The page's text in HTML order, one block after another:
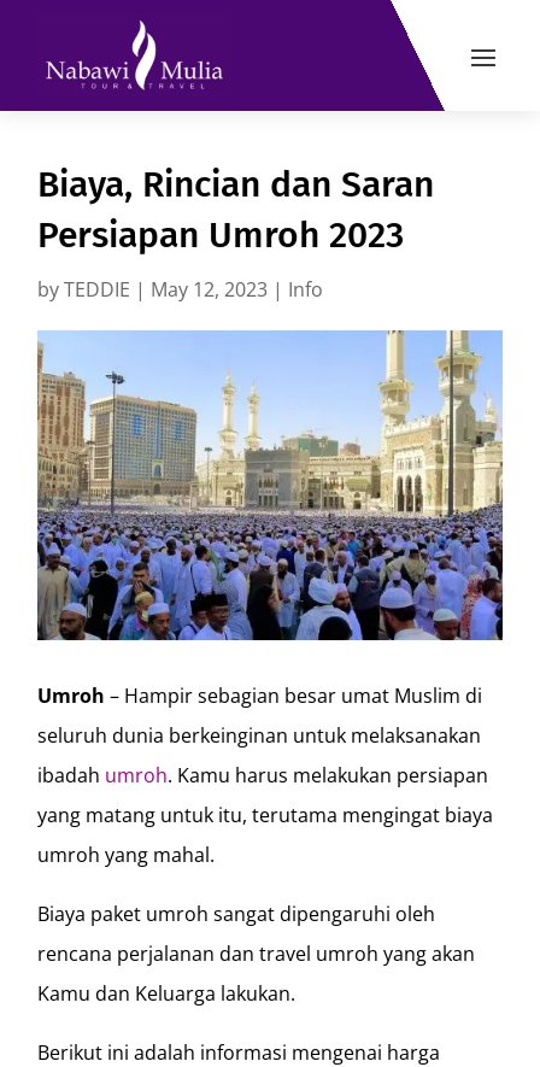
Biaya, Rincian dan Saran
Persiapan Umroh 2023
byTEDDIE | May 12, 2023 | Info
Umroh – Hampir sebagian besar umat Muslim di
seluruh dunia berkeinginan untuk melaksanakan
ibadah umroh. Kamu harus melakukan persiapan
yang matang untuk itu, terutama mengingat biaya
umroh yang mahal.
Biaya paket umroh sangat dipengaruhi oleh
rencana perjalanan dan travel umroh yang akan
Kamu dan Keluarga lakukan.
Berikut ini adalah informasi mengenai harga